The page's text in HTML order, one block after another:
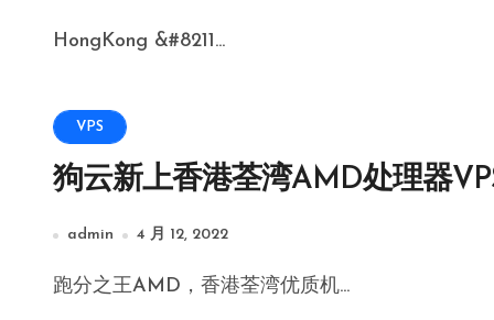
HongKong &#8211...
VPS
狗云新上香港荃湾AMD处理器
admin 4 月 12, 2022
跑分之王AMD，香港荃湾优质机...